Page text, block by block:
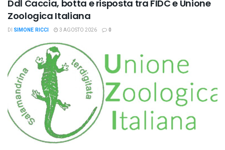
Ddl Caccia, botta e risposta tra FIDC e Unione
Zoologica Italiana
DI SIMONE RICCI 3 AGOSTO 2026 0